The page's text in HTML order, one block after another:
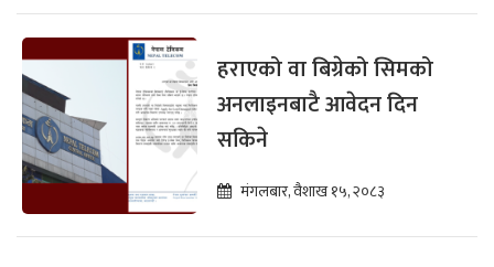
हराएको वा बिग्रेको सिमको
अनलाइनबाटै आवेदन दिन
सकिने
मंगलबार, वैशाख १५, २०८३